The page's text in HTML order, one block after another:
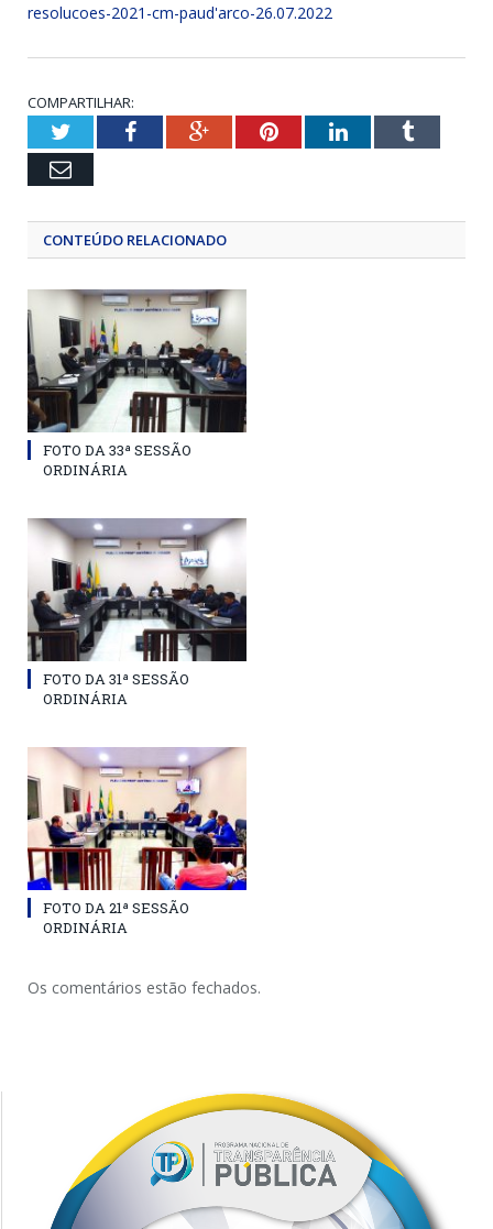
resolucoes-2021-cm-paud'arco-26.07.2022
COMPARTILHAR:
TwitterFacebookGoogle+PinterestLinkedInTumblr
Email
CONTEÚDO RELACIONADO
FOTO DA 33ª SESSÃO
ORDINÁRIA
FOTO DA 31ª SESSÃO
ORDINÁRIA
FOTO DA 21ª SESSÃO
ORDINÁRIA
Os comentários estão fechados.